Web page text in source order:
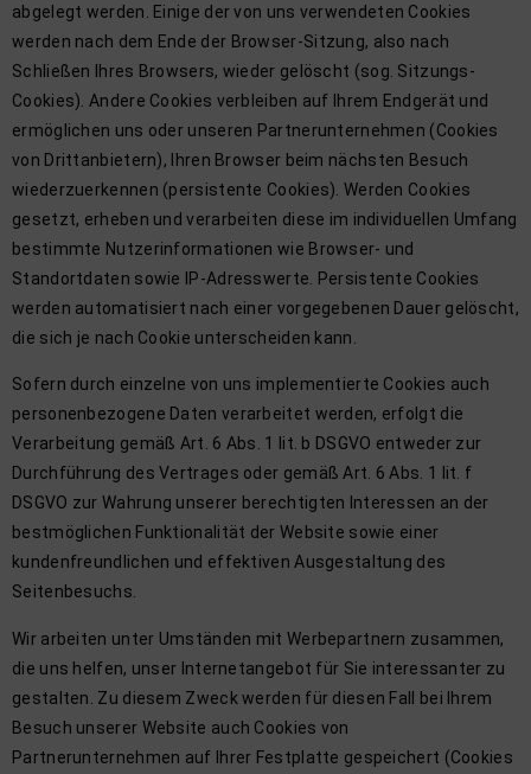
abgelegt werden. Einige der von uns verwendeten Cookies
werden nach dem Ende der Browser-Sitzung, also nach
Schließen Ihres Browsers, wieder gelöscht (sog. Sitzungs-
Cookies). Andere Cookies verbleiben auf Ihrem Endgerät und
ermöglichen uns oder unseren Partnerunternehmen (Cookies
von Drittanbietern), Ihren Browser beim nächsten Besuch
wiederzuerkennen (persistente Cookies). Werden Cookies
gesetzt, erheben und verarbeiten diese im individuellen Umfang
bestimmte Nutzerinformationen wie Browser- und
Standortdaten sowie IP-Adresswerte. Persistente Cookies
werden automatisiert nach einer vorgegebenen Dauer gelöscht,
die sich je nach Cookie unterscheiden kann.
Sofern durch einzelne von uns implementierte Cookies auch
personenbezogene Daten verarbeitet werden, erfolgt die
Verarbeitung gemäß Art. 6 Abs. 1 lit. b DSGVO entweder zur
Durchführung des Vertrages oder gemäß Art. 6 Abs. 1 lit. f
DSGVO zur Wahrung unserer berechtigten Interessen an der
bestmöglichen Funktionalität der Website sowie einer
kundenfreundlichen und effektiven Ausgestaltung des
Seitenbesuchs.
Wir arbeiten unter Umständen mit Werbepartnern zusammen,
die uns helfen, unser Internetangebot für Sie interessanter zu
gestalten. Zu diesem Zweck werden für diesen Fall bei Ihrem
Besuch unserer Website auch Cookies von
Partnerunternehmen auf Ihrer Festplatte gespeichert (Cookies